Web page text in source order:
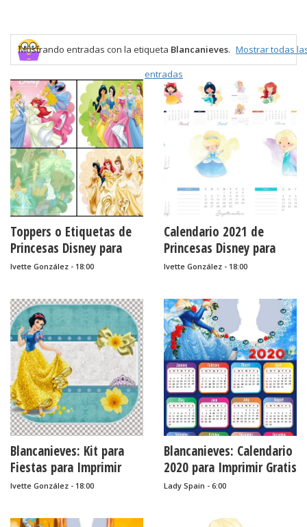
Mostrando entradas con la etiqueta Blancanieves. Mostrar todas
entradas
Toppers o Etiquetas de
Princesas Disney para
Imprimir Gratis.
Ivette González - 18:00
Calendario 2021 de
Princesas Disney para
Imprimir Gratis.
Ivette González - 18:00
Blancanieves: Kit para
Fiestas para Imprimir
Gratis.
Ivette González - 18:00
Blancanieves: Calendario
2020 para Imprimir Gratis
Lady Spain - 6:00